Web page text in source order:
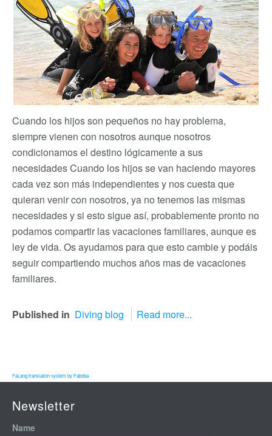
Cuando los hijos son pequeños no hay problema,
siempre vienen con nosotros aunque nosotros
condicionamos el destino lógicamente a sus
necesidades Cuando los hijos se van haciendo mayores
cada vez son más independientes y nos cuesta que
quieran venir con nosotros, ya no tenemos las mismas
necesidades y si esto sigue así, probablemente pronto no
podamos compartir las vacaciones familiares, aunque es
ley de vida. Os ayudamos para que esto cambie y podáis
seguir compartiendo muchos años mas de vacaciones
familiares.
Published in Diving blog Read more...
FaLang translation system by Faboba
Newsletter
Name